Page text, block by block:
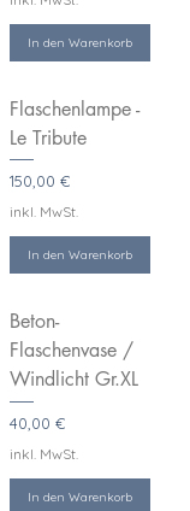
In den Warenkorb
Flaschenlampe -
Le Tribute
Preis
150,00 €
inkl. MwSt.
In den Warenkorb
Beton-
Flaschenvase /
Windlicht Gr.XL
Preis
40,00 €
inkl. MwSt.
In den Warenkorb